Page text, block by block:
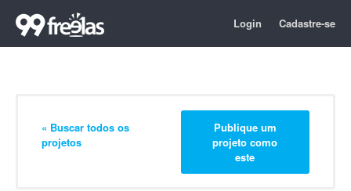
Login Cadastre-se
« Buscar todos os
projetos
Publique um
projeto como
este